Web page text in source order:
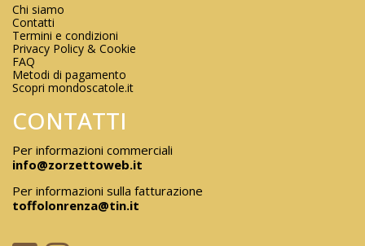
Chi siamo
Contatti
Termini e condizioni
Privacy Policy & Cookie
FAQ
Metodi di pagamento
Scopri mondoscatole.it
CONTATTI
Per informazioni commerciali
info@zorzettoweb.it
Per informazioni sulla fatturazione
toffolonrenza@tin.it